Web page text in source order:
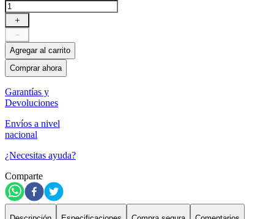
＋
－
Agregar al carrito
Comprar ahora
Garantías y
Devoluciones
Envíos a nivel
nacional
¿Necesitas ayuda?
Comparte